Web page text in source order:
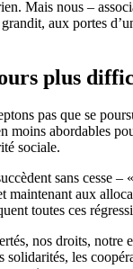
Mais nous –
aux portes
plus
pas que se
moins abordables
sociale.
sans cesse
maintenant aux
toutes ces
nos droits,
les